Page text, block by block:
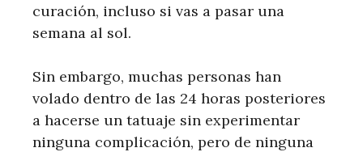
curación, incluso si vas a pasar una
semana al sol.
Sin embargo, muchas personas han
volado dentro de las 24 horas posteriores
a hacerse un tatuaje sin experimentar
ninguna complicación, pero de ninguna